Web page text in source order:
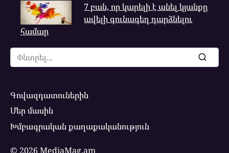
7 բան, որ կարելի է անել կյանքը
ավելի գունագեղ դարձնելու
համար
Search
for:
Գովազդատուներին
Մեր մասին
Խմբագրական քաղաքականություն
© 2026 MediaMag.am